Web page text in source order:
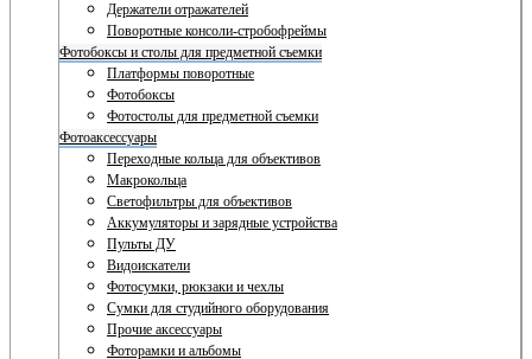
Держатели отражателей
Поворотные консоли-стробофреймы
Фотобоксы и столы для предметной съемки
Платформы поворотные
Фотобоксы
Фотостолы для предметной съемки
Фотоаксессуары
Переходные кольца для объективов
Макрокольца
Светофильтры для объективов
Аккумуляторы и зарядные устройства
Пульты ДУ
Видоискатели
Фотосумки, рюкзаки и чехлы
Сумки для студийного оборудования
Прочие аксессуары
Фоторамки и альбомы